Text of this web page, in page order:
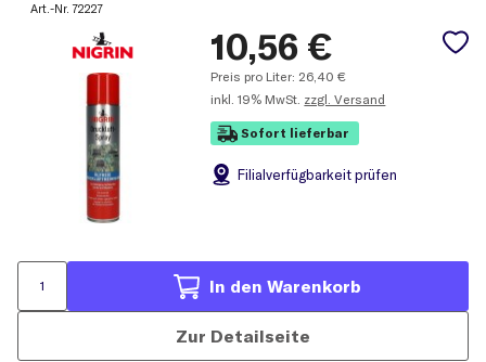
Art.-Nr.72227
10,56 €
Preis pro Liter: 26,40 €
inkl. 19% MwSt. zzgl. Versand
Sofort lieferbar
Filialverfügbarkeit prüfen
In den Warenkorb
Zur Detailseite